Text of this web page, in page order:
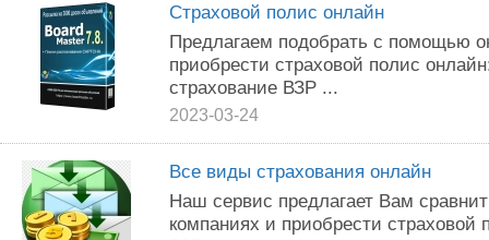
Страховой полис онлайн
Предлагаем подобрать с помощью
приобрести страховой полис
страхование ВЗР ...
2023-03-24
Все виды страхования онлайн
Наш сервис предлагает Вам
компаниях и приобрести